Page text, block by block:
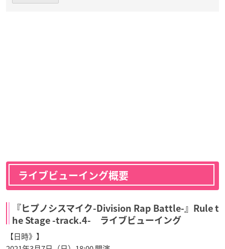
ライブビューイング概要
『ヒプノシスマイク-Division Rap Battle-』Rule t
he Stage -track.4- ライブビューイング
【日時》】